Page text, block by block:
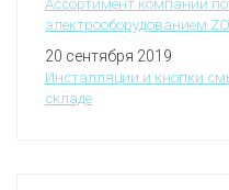
Ассортимент компании
электрооборудованием
20 сентября 2019
Инсталляции и кнопки
складе